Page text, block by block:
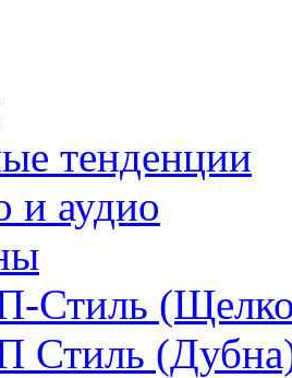
тенденции
и аудио
Стиль